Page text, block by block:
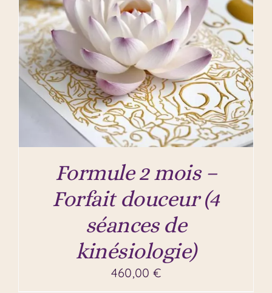
Formule 2 mois –
Forfait douceur (4
séances de
kinésiologie)
460,00 €